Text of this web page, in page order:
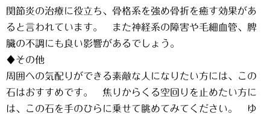
関節炎の治療に役立ち、骨格系を強め骨折を癒す効果があ
ると言われています。 また神経系の障害や毛細血管、脾
臓の不調にも良い影響があるでしょう。
♦その他
周囲への気配りができる素敵な人になりたい方には、この
石はおすすめです。 焦りからくる空回りを止めたい方に
は、この石を手のひらに乗せて眺めてみてください。 ゆ